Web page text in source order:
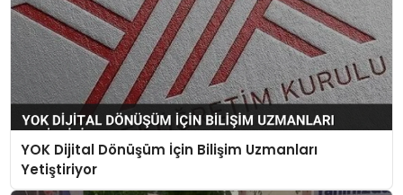
YOK Dijital Dönüşüm İçin Bilişim Uzmanları
Yetiştiriyor